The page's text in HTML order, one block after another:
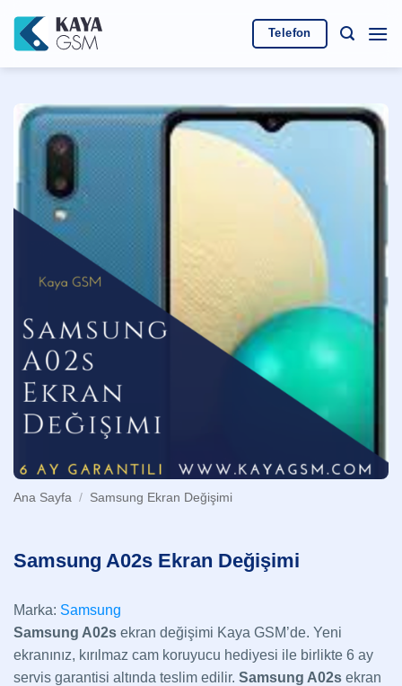
atla
Telefon
Ana Sayfa / Samsung Ekran Değişimi
Samsung A02s Ekran Değişimi
Marka: Samsung
Samsung A02s ekran değişimi Kaya GSM’de. Yeni
ekranınız, kırılmaz cam koruyucu hediyesi ile birlikte 6 ay
servis garantisi altında teslim edilir. Samsung A02s ekran